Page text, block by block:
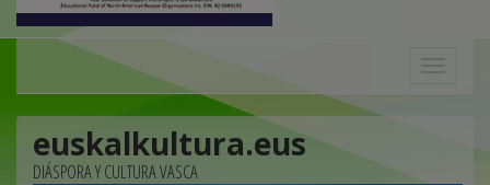
euskalkultura.eus
DIÁSPORA Y CULTURA VASCA